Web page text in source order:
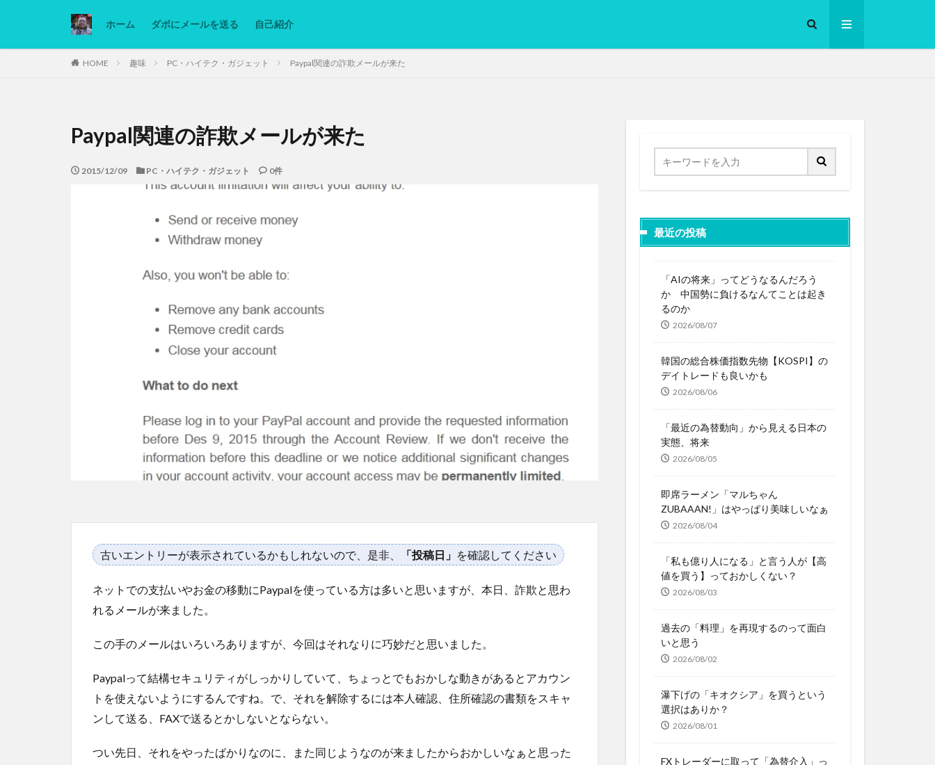
ホーム ダボにメールを送る 自己紹介
HOME 趣味 PC・ハイテク・ガジェット Paypal関連の詐欺メールが来た
Paypal関連の詐欺メールが来た
2015/12/09 PC・ハイテク・ガジェット 0件
古いエントリーが表示されているかもしれないので、是非、 「投稿日」 を確認してください
ネットでの支払いやお金の移動にPaypalを使っている方は多いと思いますが、本日、詐欺と思わ
れるメールが来ました。
この手のメールはいろいろありますが、今回はそれなりに巧妙だと思いました。
Paypalって結構セキュリティがしっかりしていて、ちょっとでもおかしな動きがあるとアカウン
トを使えないようにするんですね。で、それを解除するには本人確認、住所確認の書類をスキャ
ンして送る、FAXで送るとかしないとならない。
つい先日、それをやったばかりなのに、また同じようなのが来ましたからおかしいなぁと思った
最近の投稿
「AIの将来」ってどうなるんだろう
か 中国勢に負けるなんてことは起き
るのか
2026/08/07
韓国の総合株価指数先物【KOSPI】の
デイトレードも良いかも
2026/08/06
「最近の為替動向」から見える日本の
実態、将来
2026/08/05
即席ラーメン「マルちゃん
ZUBAAAN!」はやっぱり美味しいなぁ
2026/08/04
「私も億り人になる」と言う人が【高
値を買う】っておかしくない？
2026/08/03
過去の「料理」を再現するのって面白
いと思う
2026/08/02
瀑下げの「キオクシア」を買うという
選択はありか？
2026/08/01
FXトレーダーに取って「為替介入」っ
カテゴリー
Ninjatrader PC グリグリ画像